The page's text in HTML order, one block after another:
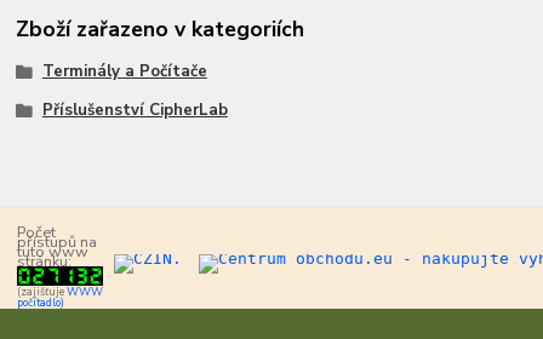
Zboží zařazeno v kategoriích
Terminály a Počítače
Příslušenství CipherLab
Počet
přístupů na
tuto www
stránku:
(zajišťujeWWW
počítadlo)